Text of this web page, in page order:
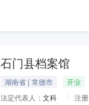
石门县档案馆
湖南省 | 常德市
开业
法定代表人： 文科 注